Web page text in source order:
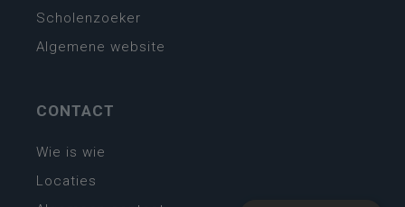
Scholenzoeker
Algemene website
CONTACT
Wie is wie
Locaties